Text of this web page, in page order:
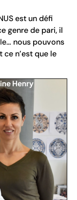
Henry
est un défi
genre de pari, il
nous pouvons
n’est que le